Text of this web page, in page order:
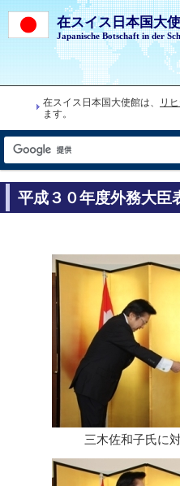
在スイス日本国大
Japanische Botschaft in der
在スイス日本国大使館は、 リ
ます。
平成３０年度外務大臣
三木佐和子氏に